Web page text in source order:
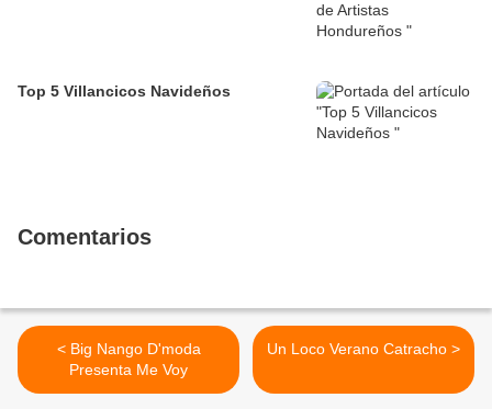
Top 5 Villancicos Navideños
Comentarios
< Big Nango D'moda
Presenta Me Voy
Un Loco Verano Catracho >